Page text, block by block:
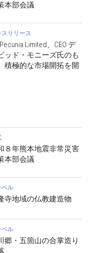
本部会議
スリリース
Limited、CEO デ
ッド・モニーズ氏のも
積極的な市場開拓を開
８年熊本地震非常災害
本部会議
ベル
寺地域の仏教建造物
ベル
郷・五箇山の合掌造り